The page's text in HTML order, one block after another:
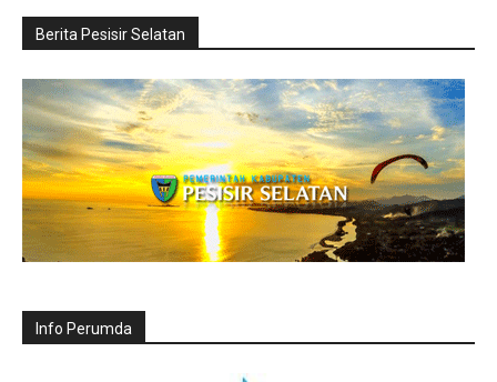
Berita Pesisir Selatan
Info Perumda